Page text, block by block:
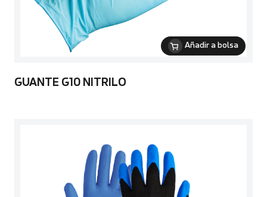
Añadir a bolsa
GUANTE G10 NITRILO